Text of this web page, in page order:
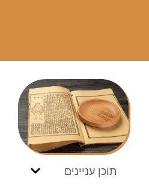
תוכן עניינים